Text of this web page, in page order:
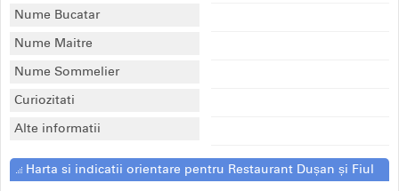
Nume Bucatar
Nume Maitre
Nume Sommelier
Curiozitati
Alte informatii
Harta si indicatii orientare pentru Restaurant Dușan și Fiul